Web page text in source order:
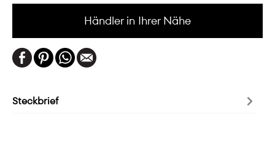
Händler in Ihrer Nähe
Steckbrief